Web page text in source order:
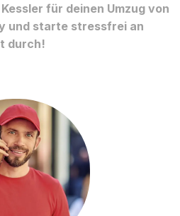
für deinen Umzug von
und starte stressfrei an
durch!